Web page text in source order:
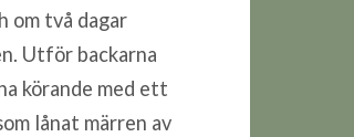
om två dagar
Utför backarna
körande med ett
lånat märren av